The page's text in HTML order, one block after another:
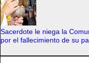
Sacerdote le niega la
por el fallecimiento de su